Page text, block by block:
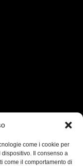
come i cookie per
Il consenso a
come il comportamento di